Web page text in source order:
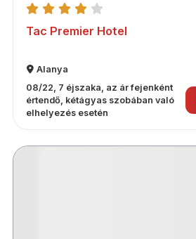
Tac Premier Hotel
Alanya
08/22, 7 éjszaka, az ár fejenként
értendő, kétágyas szobában való
elhelyezés esetén